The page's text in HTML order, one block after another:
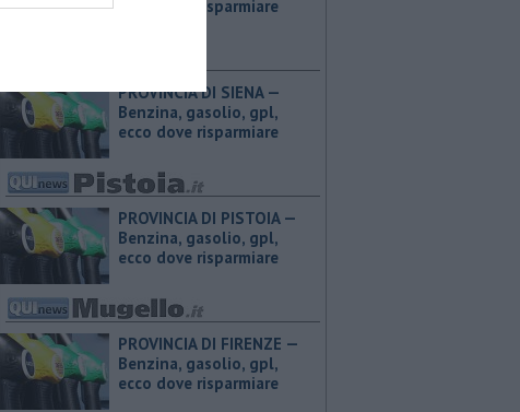
ecco dove risparmiare
PROVINCIA DI SIENA — ​
Benzina, gasolio, gpl,
ecco dove risparmiare
PROVINCIA DI PISTOIA — ​
Benzina, gasolio, gpl,
ecco dove risparmiare
PROVINCIA DI FIRENZE — ​
Benzina, gasolio, gpl,
ecco dove risparmiare